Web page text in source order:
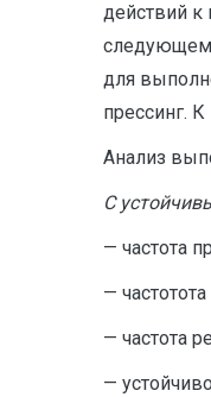
действий к
следующем:
для
прессинг.
Анализ
С
— частота
—
— частота
—